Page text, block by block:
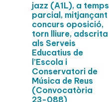
jazz (A1L), a temps
parcial, mitjançant
concurs oposició,
torn lliure, adscrita
als Serveis
Educatius de
l’Escola i
Conservatori de
Música de Reus
(Convocatòria
23-088)